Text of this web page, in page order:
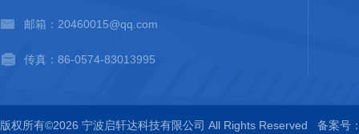
邮箱：20460015@qq.com
传真：86-0574-83013995
版权所有©2026 宁波启轩达科技有限公司 All Rights Reserved 备案号